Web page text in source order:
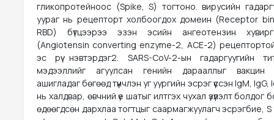
гликопротейноос (Spike, S) тогтоно. вирусийн
уураг нь рецепторт холбоогдох домеин (Receptor
RBD) бүтцээрээ эзэн эсийн ангеотензин
(Angiotensin converting enzyme-2, ACE-2)
эс рүү нэвтэрдэг2. SARS-CoV-2-ын гадаргуугийн
мэдээллийг агуулсан генийн дарааллыг вакцин
ашигладаг бөгөөд түүнчлэн уг уургийн эсрэг үүссэн IgM, IgG,
нь халдвар, өвчний үе шатыг илтгэх чухал үзүүлэлт болдог
өдөөгдсөн дархлаа тогтцыг саармагжуулагч эсрэгбие, S